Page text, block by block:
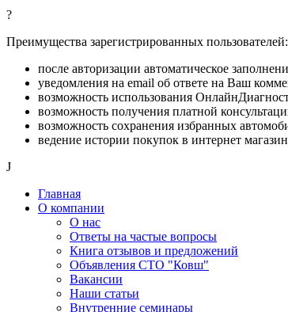
?
Преимущества зарегистрированных пользователей:
после авторизации автоматическое
уведомления на email об ответе на Ваш
возможность использования
возможность получения платной
возможность сохранения избранных
ведение истории покупок в интернет
J
Главная
О компании
О нас
Ответы на частые вопросы
Книга отзывов и предложений
Объявления СТО "Ковш"
Вакансии
Наши статьи
Внутренние семинары